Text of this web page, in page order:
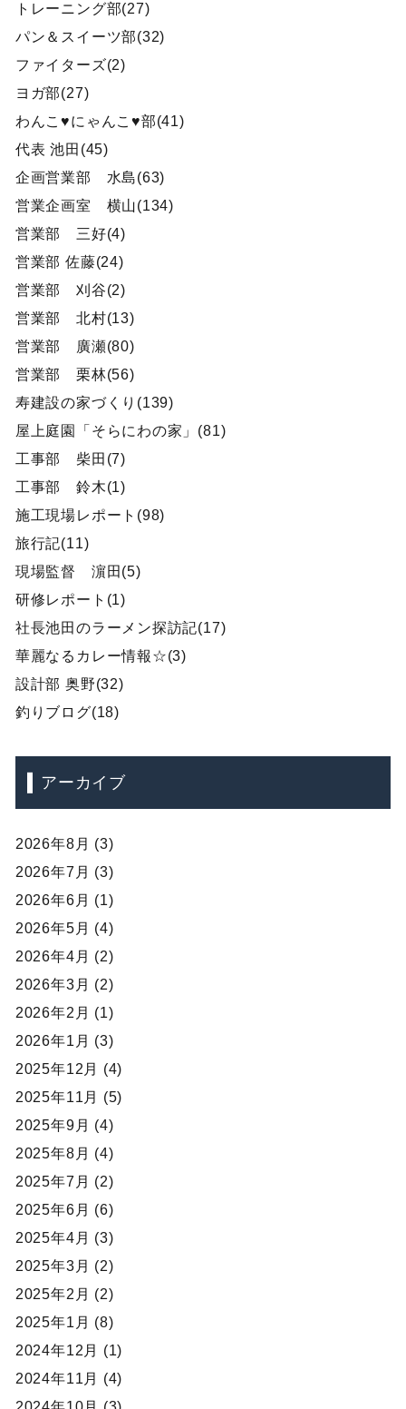
トレーニング部(27)
パン＆スイーツ部(32)
ファイターズ(2)
ヨガ部(27)
わんこ♥にゃんこ♥部(41)
代表 池田(45)
企画営業部 水島(63)
営業企画室 横山(134)
営業部 三好(4)
営業部 佐藤(24)
営業部 刈谷(2)
営業部 北村(13)
営業部 廣瀬(80)
営業部 栗林(56)
寿建設の家づくり(139)
屋上庭園「そらにわの家」(81)
工事部 柴田(7)
工事部 鈴木(1)
施工現場レポート(98)
旅行記(11)
現場監督 濵田(5)
研修レポート(1)
社長池田のラーメン探訪記(17)
華麗なるカレー情報☆(3)
設計部 奥野(32)
釣りブログ(18)
アーカイブ
2026年8月 (3)
2026年7月 (3)
2026年6月 (1)
2026年5月 (4)
2026年4月 (2)
2026年3月 (2)
2026年2月 (1)
2026年1月 (3)
2025年12月 (4)
2025年11月 (5)
2025年9月 (4)
2025年8月 (4)
2025年7月 (2)
2025年6月 (6)
2025年4月 (3)
2025年3月 (2)
2025年2月 (2)
2025年1月 (8)
2024年12月 (1)
2024年11月 (4)